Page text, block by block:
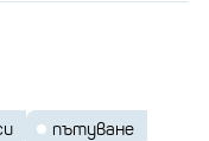
пътуване